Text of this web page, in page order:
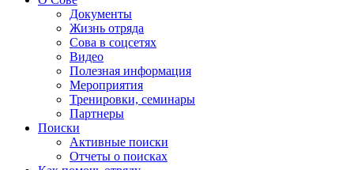
Документы
Жизнь отряда
Сова в соцсетях
Видео
Полезная информация
Мероприятия
Тренировки, семинары
Партнеры
Поиски
Активные поиски
Отчеты о поисках